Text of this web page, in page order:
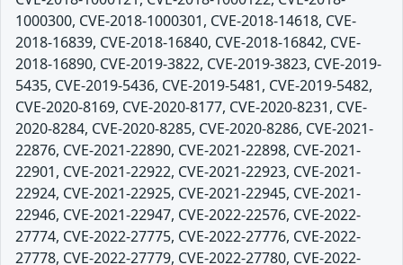
1000300, CVE-2018-1000301, CVE-2018-14618, CVE-
2018-16839, CVE-2018-16840, CVE-2018-16842, CVE-
2018-16890, CVE-2019-3822, CVE-2019-3823, CVE-2019-
5435, CVE-2019-5436, CVE-2019-5481, CVE-2019-5482,
CVE-2020-8169, CVE-2020-8177, CVE-2020-8231, CVE-
2020-8284, CVE-2020-8285, CVE-2020-8286, CVE-2021-
22876, CVE-2021-22890, CVE-2021-22898, CVE-2021-
22901, CVE-2021-22922, CVE-2021-22923, CVE-2021-
22924, CVE-2021-22925, CVE-2021-22945, CVE-2021-
22946, CVE-2021-22947, CVE-2022-22576, CVE-2022-
27774, CVE-2022-27775, CVE-2022-27776, CVE-2022-
27778, CVE-2022-27779, CVE-2022-27780, CVE-2022-